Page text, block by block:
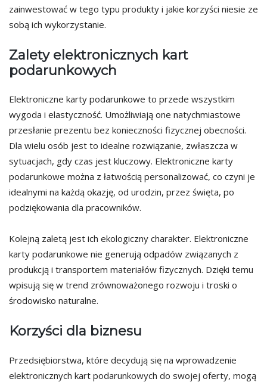
zainwestować w tego typu produkty i jakie korzyści niesie ze
sobą ich wykorzystanie.
Zalety elektronicznych kart
podarunkowych
Elektroniczne karty podarunkowe to przede wszystkim
wygoda i elastyczność. Umożliwiają one natychmiastowe
przesłanie prezentu bez konieczności fizycznej obecności.
Dla wielu osób jest to idealne rozwiązanie, zwłaszcza w
sytuacjach, gdy czas jest kluczowy. Elektroniczne karty
podarunkowe można z łatwością personalizować, co czyni je
idealnymi na każdą okazję, od urodzin, przez święta, po
podziękowania dla pracowników.
Kolejną zaletą jest ich ekologiczny charakter. Elektroniczne
karty podarunkowe nie generują odpadów związanych z
produkcją i transportem materiałów fizycznych. Dzięki temu
wpisują się w trend zrównoważonego rozwoju i troski o
środowisko naturalne.
Korzyści dla biznesu
Przedsiębiorstwa, które decydują się na wprowadzenie
elektronicznych kart podarunkowych do swojej oferty, mogą